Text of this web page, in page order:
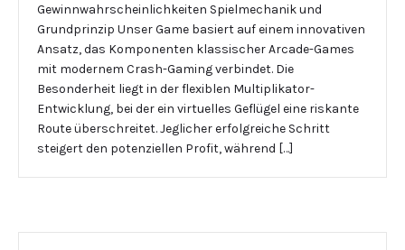
Gewinnwahrscheinlichkeiten Spielmechanik und
Grundprinzip Unser Game basiert auf einem innovativen
Ansatz, das Komponenten klassischer Arcade-Games
mit modernem Crash-Gaming verbindet. Die
Besonderheit liegt in der flexiblen Multiplikator-
Entwicklung, bei der ein virtuelles Geflügel eine riskante
Route überschreitet. Jeglicher erfolgreiche Schritt
steigert den potenziellen Profit, während […]